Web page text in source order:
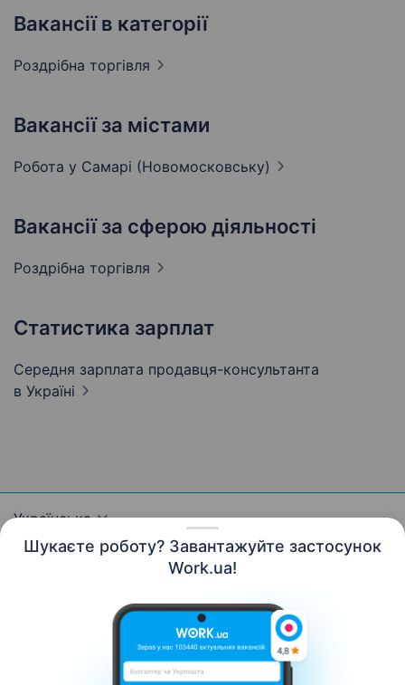
Шукаєте роботу? Завантажуйте застосунок
Work.ua!
Вакансії в категорії
Роздрібна торгівля
Вакансії за містами
Робота у Самарі (Новомосковську)
Вакансії за сферою діяльності
Роздрібна торгівля
Статистика зарплат
Середня зарплата продавця-консультанта
в Україні
Українська
Контакти Про нас Кар’єра